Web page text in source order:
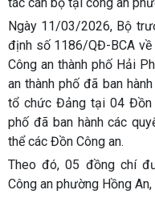
Ngày 11/03/2026, Bộ
định số 1186/QĐ-BCA
Công an thành phố Hải
an thành phố đã ban
tổ chức Đảng tại 04 Đồn
phố đã ban hành các
thể các Đồn Công an.
Theo đó, 05 đồng chí
Công an phường Hồng An,